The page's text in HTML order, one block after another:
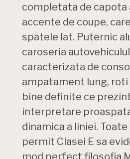
completata de capota
accente de coupe,
spatele lat. Puternic
caroseria
caracterizata de
ampatament lung, roti
bine definite ce
interpretare
dinamica a liniei.
permit Clasei E sa
mod perfect filosofia